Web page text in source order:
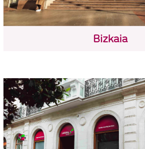
Bizkaia